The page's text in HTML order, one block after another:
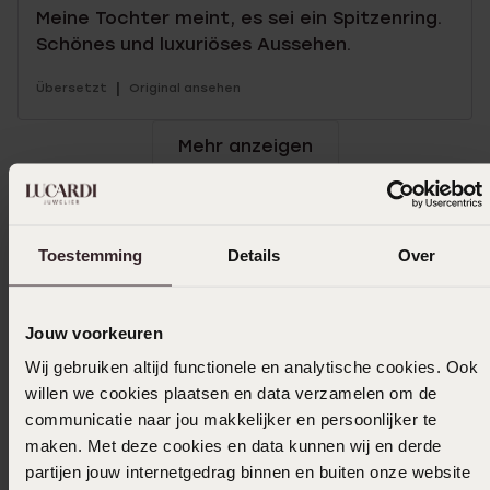
Toestemming Details Over
Jouw voorkeuren
Wij gebruiken altijd functionele en analytische cookies. Ook
willen we cookies plaatsen en data verzamelen om de
communicatie naar jou makkelijker en persoonlijker te
maken. Met deze cookies en data kunnen wij en derde
partijen jouw internetgedrag binnen en buiten onze website
Meine Tochter meint, es sei ein Spitzenring.
Schönes und luxuriöses Aussehen.
Übersetzt | Original ansehen
Mehr anzeigen
Größe auswählen und bestellen
Das könnte dir gefallen